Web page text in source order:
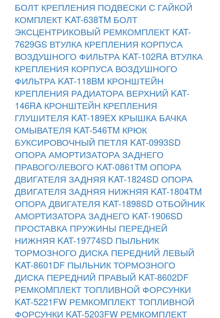
БОЛТ КРЕПЛЕНИЯ ПОДВЕСКИ С ГАЙКОЙ
КОМПЛЕКТ KAT-638TM БОЛТ
ЭКСЦЕНТРИКОВЫЙ РЕМКОМПЛЕКТ KAT-
7629GS ВТУЛКА КРЕПЛЕНИЯ КОРПУСА
ВОЗДУШНОГО ФИЛЬТРА KAT-102RA ВТУЛКА
КРЕПЛЕНИЯ КОРПУСА ВОЗДУШНОГО
ФИЛЬТРА KAT-118BM КРОНШТЕЙН
КРЕПЛЕНИЯ РАДИАТОРА ВЕРХНИЙ KAT-
146RA КРОНШТЕЙН КРЕПЛЕНИЯ
ГЛУШИТЕЛЯ KAT-189EX КРЫШКА БАЧКА
ОМЫВАТЕЛЯ KAT-546TM КРЮК
БУКСИРОВОЧНЫЙ ПЕТЛЯ KAT-0993SD
ОПОРА АМОРТИЗАТОРА ЗАДНЕГО
ПРАВОГО/ЛЕВОГО KAT-0861TM ОПОРА
ДВИГАТЕЛЯ ЗАДНЯЯ KAT-1824SD ОПОРА
ДВИГАТЕЛЯ ЗАДНЯЯ НИЖНЯЯ KAT-1804TM
ОПОРА ДВИГАТЕЛЯ KAT-1898SD ОТБОЙНИК
АМОРТИЗАТОРА ЗАДНЕГО KAT-1906SD
ПРОСТАВКА ПРУЖИНЫ ПЕРЕДНЕЙ
НИЖНЯЯ KAT-19774SD ПЫЛЬНИК
ТОРМОЗНОГО ДИСКА ПЕРЕДНИЙ ЛЕВЫЙ
KAT-8601DF ПЫЛЬНИК ТОРМОЗНОГО
ДИСКА ПЕРЕДНИЙ ПРАВЫЙ KAT-8602DF
РЕМКОMПЛЕКТ ТОПЛИВНОЙ ФОРСУНКИ
KAT-5221FW РЕМКОMПЛЕКТ ТОПЛИВНОЙ
ФОРСУНКИ KAT-5203FW РЕМКОМПЛЕКТ